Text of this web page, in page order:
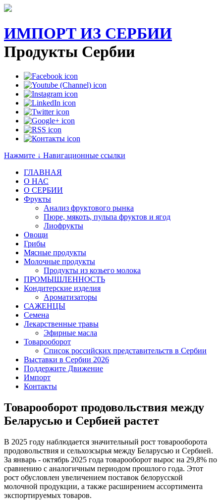
ИМПОРТ ИЗ СЕРБИИ
Продукты Сербии
Нажмите ↓ Навигационные ссылки
ГЛАВНАЯ
О НАС
O СЕРБИИ
Фрукты
Анализ фруктового рынка
Пюре, мякоть, пульпа фруктов и ягод
Лиофрукты
Овощи
Грибы
Мясные продукты
Молочные продукты
Продукты из козьего молока
ПРОМЫШЛЕННОСТЬ
Кондитерские изделия
Ароматизаторы
САЖЕНЦЫ
Семена
Лекарственные травы
Эфирные масла
Товарооборот
Список российских представительств в Сербии
Выставки в Сербии 2026
Поддержите Движение
Импорт
Контакты
Товарооборот продовольствия между
Беларусью и Сербией растет
В 2025 году наблюдается значительный рост товарооборота
продовольствия и сельхозсырья между Беларусью и Сербией.
За январь - октябрь 2025 года товарооборот вырос на 29,8% по
сравнению с аналогичным периодом прошлого года. Этот
рост обусловлен увеличением поставок белорусской
молочной продукции, а также расширением ассортимента
экспортируемых товаров.